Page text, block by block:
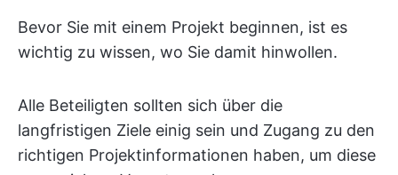
Bevor Sie mit einem Projekt beginnen, ist es
wichtig zu wissen, wo Sie damit hinwollen.
Alle Beteiligten sollten sich über die
langfristigen Ziele einig sein und Zugang zu den
richtigen Projektinformationen haben, um diese